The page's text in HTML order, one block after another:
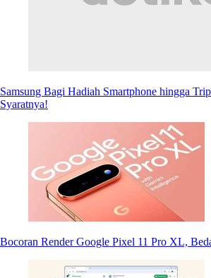
Samsung Bagi Hadiah Smartphone hingga
Syaratnya!
Bocoran Render Google Pixel 11 Pro XL,